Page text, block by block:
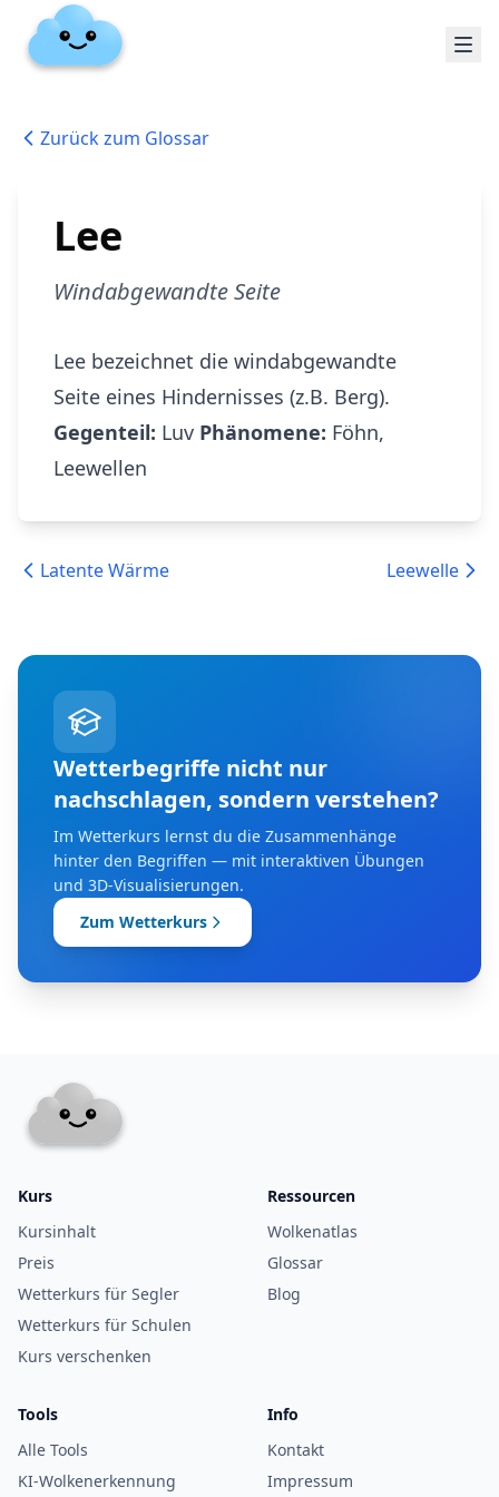
Zurück zum Glossar
Lee
Windabgewandte Seite
Lee bezeichnet die windabgewandte
Seite eines Hindernisses (z.B. Berg).
Gegenteil: Luv Phänomene: Föhn,
Leewellen
Latente Wärme Leewelle
Wetterbegriffe nicht nur
nachschlagen, sondern verstehen?
Im Wetterkurs lernst du die Zusammenhänge
hinter den Begriffen — mit interaktiven Übungen
und 3D-Visualisierungen.
Zum Wetterkurs
Kurs
Kursinhalt
Preis
Wetterkurs für Segler
Wetterkurs für Schulen
Kurs verschenken
Ressourcen
Wolkenatlas
Glossar
Blog
Tools
Alle Tools
KI-Wolkenerkennung
Info
Kontakt
Impressum